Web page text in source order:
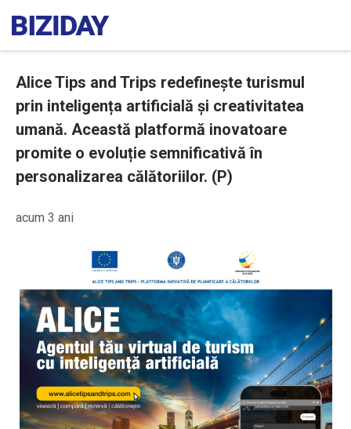
Alice Tips and Trips redefinește turismul
prin inteligența artificială și creativitatea
umană. Această platformă inovatoare
promite o evoluție semnificativă în
personalizarea călătoriilor. (P)
acum 3 ani